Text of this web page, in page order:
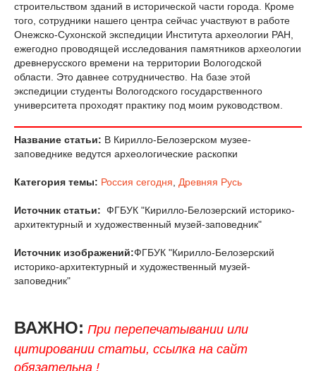
строительством зданий в исторической части города. Кроме
того, сотрудники нашего центра сейчас участвуют в работе
Онежско-Сухонской экспедиции Института археологии РАН,
ежегодно проводящей исследования памятников археологии
древнерусского времени на территории Вологодской
области. Это давнее сотрудничество. На базе этой
экспедиции студенты Вологодского государственного
университета проходят практику под моим руководством.
Название статьи: В Кирилло-Белозерском музее-
заповеднике ведутся археологические раскопки
Категория темы: Россия сегодня Древняя Русь
Источник статьи: ФГБУК "Кирилло-Белозерский историко-
архитектурный и художественный музей-заповедник"
Источник изображений:ФГБУК "Кирилло-Белозерский
историко-архитектурный и художественный музей-
заповедник"
ВАЖНО: При перепечатывании или
цитировании статьи, ссылка на сайт
обязательна !